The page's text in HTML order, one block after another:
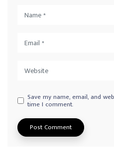
Save my name, email, and
time I comment.